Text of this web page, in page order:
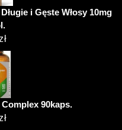
i Gęste Włosy 10mg
90kaps.